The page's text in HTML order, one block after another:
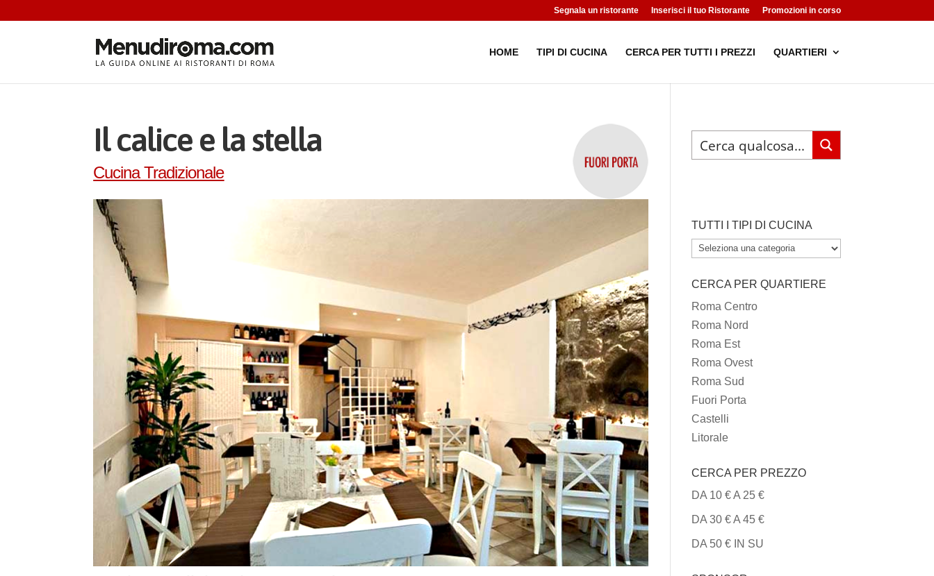
Segnala un ristorante Inserisci il tuo Ristorante Promozioni in corso
HOME TIPI DI CUCINA CERCA PER TUTTI I PREZZI QUARTIERI
Il calice e la stella
Cucina Tradizionale
TUTTI I TIPI DI CUCINA
TUTTI
TIPI
DI
CUCINA
CERCA PER QUARTIERE
Roma Centro
Roma Nord
Roma Est
Roma Ovest
Roma Sud
Fuori Porta
Castelli
Litorale
CERCA PER PREZZO
DA 10 € A 25 €
DA 30 € A 45 €
DA 50 € IN SU